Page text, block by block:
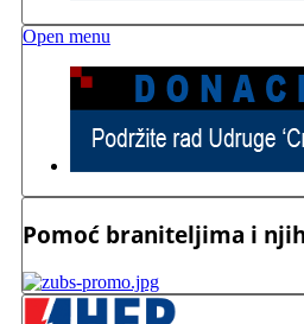
Open menu
Pomoć braniteljima i